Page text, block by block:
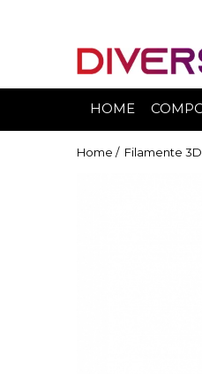
FILAMENTE 3D
HOME
Home / Filamente